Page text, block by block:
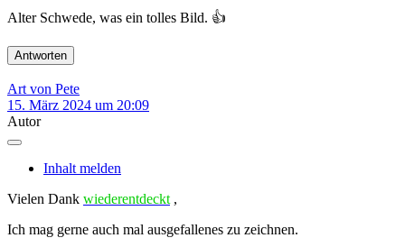
Alter Schwede, was ein tolles Bild. 👍
Antworten
Art von Pete
15. März 2024 um 20:09
Autor
Inhalt melden
Vielen Dank wiederentdeckt ,
Ich mag gerne auch mal ausgefallenes zu zeichnen.